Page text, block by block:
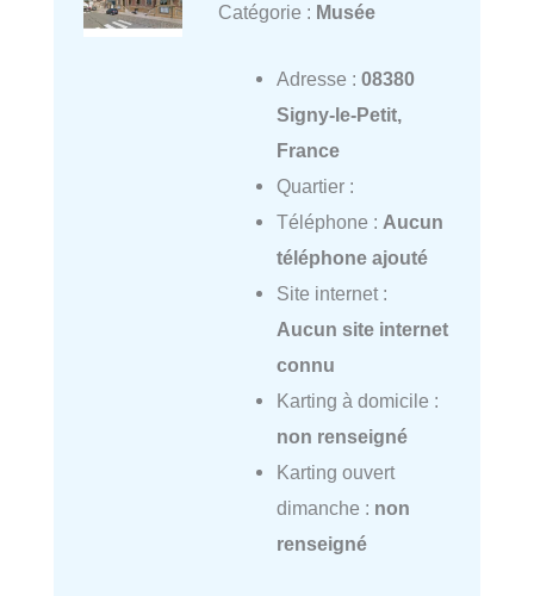
Catégorie : Musée
Adresse : 08380
Signy-le-Petit,
France
Quartier :
Téléphone : Aucun
téléphone ajouté
Site internet :
Aucun site internet
connu
Karting à domicile :
non renseigné
Karting ouvert
dimanche : non
renseigné